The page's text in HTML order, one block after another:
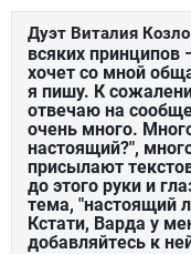
Дуэт Виталия
всяких принципов
хочет со мной
я пишу. К
отвечаю на
очень много.
настоящий?",
присылают
до этого руки и
тема, "настоящий
Кстати, Варда у
добавляйтесь к